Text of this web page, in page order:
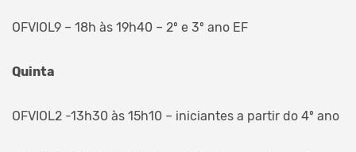
OFVIOL9 – 18h às 19h40 – 2º e 3º ano EF
Quinta
OFVIOL2 -13h30 às 15h10 – iniciantes a partir do 4º ano